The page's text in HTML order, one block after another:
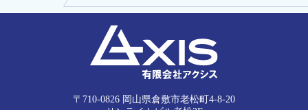
〒710-0826 岡山県倉敷市老松町4-8-20